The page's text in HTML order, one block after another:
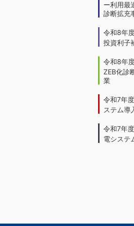
ー利用最
診断拡充
令和8年
投資利子
令和8年
ZEB化診
業
令和7年
ステム導
令和7年
電システ